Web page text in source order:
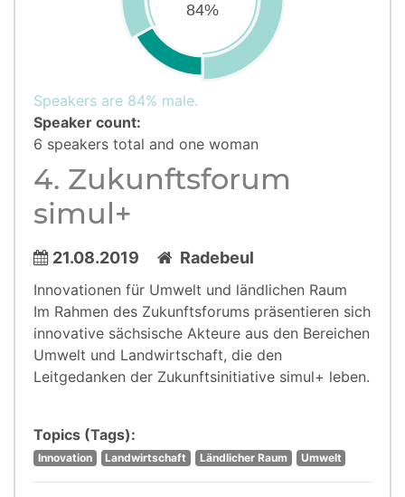
84%
Speakers are 84% male.
Speaker count:
6 speakers total and one woman
4. Zukunftsforum
simul+
21.08.2019 Radebeul
Innovationen für Umwelt und ländlichen Raum
Im Rahmen des Zukunftsforums präsentieren sich
innovative sächsische Akteure aus den Bereichen
Umwelt und Landwirtschaft, die den
Leitgedanken der Zukunftsinitiative simul+ leben.
Topics (Tags):
Innovation Landwirtschaft Ländlicher Raum Umwelt